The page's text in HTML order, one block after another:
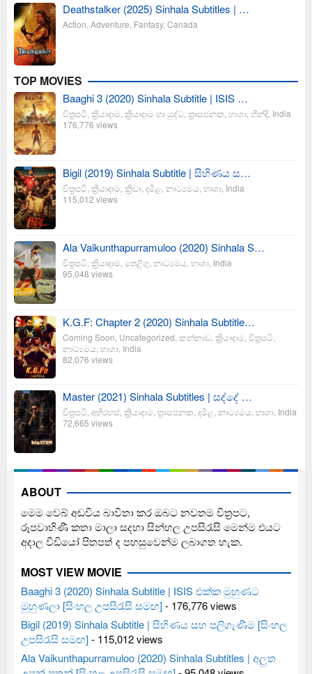
Deathstalker (2025) Sinhala Subtitles | …
Action Adventure Fantasy, Canada
TOP MOVIES
Baaghi 3 (2020) Sinhala Subtitle | ISIS …
චිත්‍රපටි ක්‍රියාදාම ක්‍රියාදාම හා යුද්ධ ත්‍රාසජනක භාශා හින්දි India
176,776 views
Bigil (2019) Sinhala Subtitle | සිහිණය ස…
චිත්‍රපටි ක්‍රියාදාම ක්‍රීඩා දමිළ නාට්‍යමය භාශා India
115,012 views
Ala Vaikunthapurramuloo (2020) Sinhala S…
චිත්‍රපටි ක්‍රියාදාම තෙළිගු නාට්‍යමය භාශා India
95,048 views
K.G.F: Chapter 2 (2020) Sinhala Subtitle…
Coming Soon Uncategorized කන්නාඩ ක්‍රියාදාම චිත්‍රපටි
නාට්‍යමය භාශා India
82,076 views
Master (2021) Sinhala Subtitles | සද්දේ …
චිත්‍රපටි අභිරහස් ක්‍රියාදාම ත්‍රාසජනක දමිළ නාට්‍යමය භාශා India
72,665 views
ABOUT
මෙම වෙබ් අඩවිය බාවිතා කර ඔබට නවතම චිත්‍රපට,
රූපවාහිණී කතා මාලා සදහා සින්හල උපසිරැසි මෙන්ම එයට
අදාල වීඩියෝ පිතපත් ද පහසුවෙන්ම ලබාගත හැක.
MOST VIEW MOVIE
Baaghi 3 (2020) Sinhala Subtitle | ISIS එක්ක මුහුණට
මුහුණලා [සිංහල උපසිරැසි සමඟ]- 176,776 views
Bigil (2019) Sinhala Subtitle | සිහිණය සහ පලිගැණීම [සිංහල
උපසිරැසි සමඟ]- 115,012 views
Ala Vaikunthapurramuloo (2020) Sinhala Subtitles | අලුත